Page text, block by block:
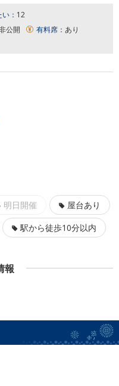
： 12
公開 有料席： あり
明日開催
屋台あり
駅から徒歩10分以内
報